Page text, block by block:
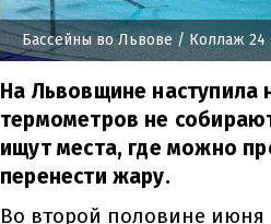
Бассейны во Львове / Коллаж 24
На Львовщине наступила
термометров не
ищут места, где можно
перенести жару.
Во второй половине